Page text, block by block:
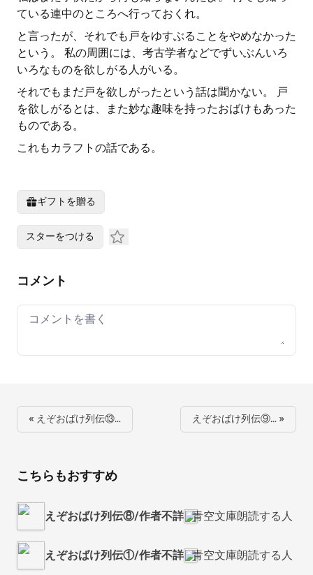
ている連中のところへ行っておくれ。
と言ったが、それでも戸をゆすぶることをやめなかった
という。 私の周囲には、考古学者などでずいぶんいろ
いろなものを欲しがる人がいる。
それでもまだ戸を欲しがったという話は聞かない。 戸
を欲しがるとは、また妙な趣味を持ったおばけもあった
ものである。
これもカラフトの話である。
ギフトを贈る
スターをつける
コメント
Your comment
« えぞおばけ列伝⑬… えぞおばけ列伝⑨… »
こちらもおすすめ
えぞおばけ列伝⑧/作者不詳 青空文庫朗読する人
えぞおばけ列伝①/作者不詳 青空文庫朗読する人